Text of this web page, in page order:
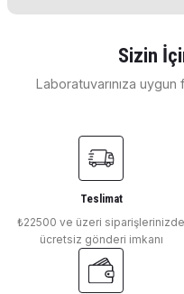
Görüş ve önerileriniz için
Ürün resmi kalitesiz,
Ürün bilgilerinde hatalar
Ürün fiyatı diğer sitelerden
Bu ürüne benzer farklı
Sizin
Laboratuvarınıza
DLab Mekanik Karıştırıcı OS20-
₺ 33.136
DLab Mekanİk Karıştırıcı
Teslimat
₺22500 ve üzeri siparişlerinizde
ücretsiz gönderi imkanı